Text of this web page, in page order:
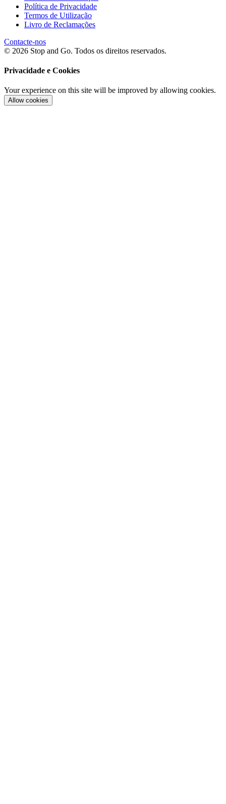
Política de Privacidade
Termos de Utilização
Livro de Reclamações
Contacte-nos
© 2026 Stop and Go. Todos os direitos reservados.
Privacidade e Cookies
Your experience on this site will be improved by allowing cookies.
Allow cookies